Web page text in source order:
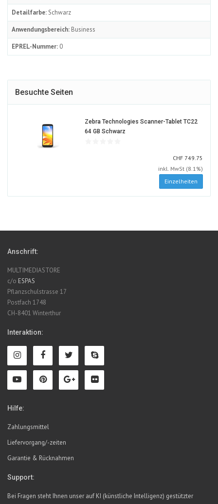
Detailfarbe:Schwarz
Anwendungsbereich: Business
EPREL-Nummer: 0
Besuchte Seiten
Zebra Technologies Scanner-Tablet TC22
64 GB Schwarz
CHF CHF
749.75
inkl. MwSt (8.1%)
Einzelheiten
Anschrift:
MULTIMEDIASTORE
c/o ESPAS
Pflanzschulstrasse 17
Postfach 1748
CH-8401 Winterthur
Interaktion:
Hilfe:
Zahlungsmittel
Liefervorgang/-zeiten
Garantie & Rücknahmen
Support:
Bei Fragen steht Ihnen unser auf KI (künstliche Intelligenz) gestützter